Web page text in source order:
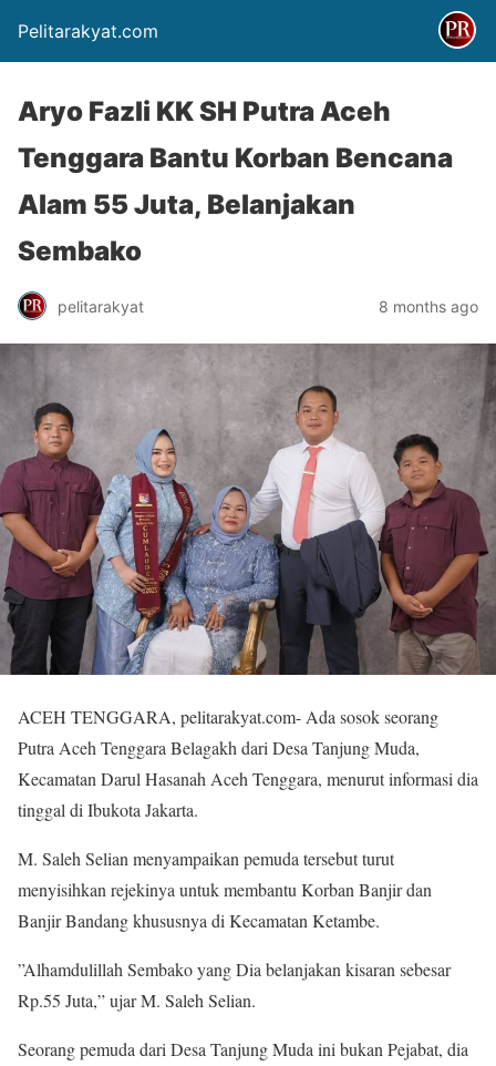
Pelitarakyat.com
Aryo Fazli KK SH Putra Aceh
Tenggara Bantu Korban Bencana
Alam 55 Juta, Belanjakan
Sembako
pelitarakyat 8 months ago
ACEH TENGGARA, pelitarakyat.com- Ada sosok seorang
Putra Aceh Tenggara Belagakh dari Desa Tanjung Muda,
Kecamatan Darul Hasanah Aceh Tenggara, menurut informasi dia
tinggal di Ibukota Jakarta.
M. Saleh Selian menyampaikan pemuda tersebut turut
menyisihkan rejekinya untuk membantu Korban Banjir dan
Banjir Bandang khususnya di Kecamatan Ketambe.
”Alhamdulillah Sembako yang Dia belanjakan kisaran sebesar
Rp.55 Juta,” ujar M. Saleh Selian.
Seorang pemuda dari Desa Tanjung Muda ini bukan Pejabat, dia